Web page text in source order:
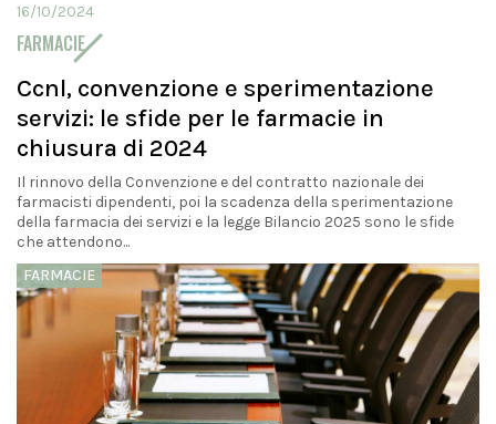
16/10/2024
FARMACIE
Ccnl, convenzione e sperimentazione
servizi: le sfide per le farmacie in
chiusura di 2024
Il rinnovo della Convenzione e del contratto nazionale dei
farmacisti dipendenti, poi la scadenza della sperimentazione
della farmacia dei servizi e la legge Bilancio 2025 sono le sfide
che attendono...
FARMACIE